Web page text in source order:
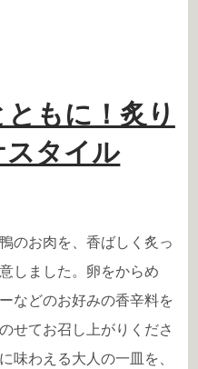
もに！炙り
スタイル
のお肉を、香ばしく炙っ
しました。卵をからめ
などのお好みの香辛料を
せてお召し上がりくださ
味わえる大人の一皿を、